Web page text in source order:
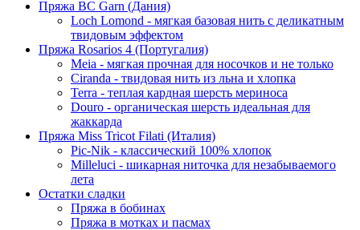
Пряжа BC Garn (Дания)
Loch Lomond - мягкая базовая нить с деликатным
твидовым эффектом
Пряжа Rosarios 4 (Португалия)
Meia - мягкая прочная для носочков и не только
Ciranda - твидовая нить из льна и хлопка
Terra - теплая кардная шерсть мериноса
Douro - органическая шерсть идеальная для
жаккарда
Пряжа Miss Tricot Filati (Италия)
Pic-Nik - классический 100% хлопок
Milleluci - шикарная ниточка для незабываемого
лета
Остатки сладки
Пряжа в бобинах
Пряжа в мотках и пасмах